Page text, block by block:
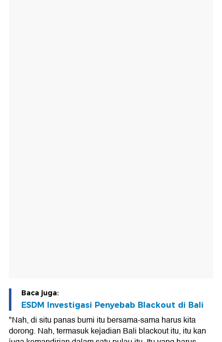
Baca juga:
ESDM Investigasi Penyebab Blackout di Bali
"Nah, di situ panas bumi itu bersama-sama harus kita
dorong. Nah, termasuk kejadian Bali blackout itu, itu kan